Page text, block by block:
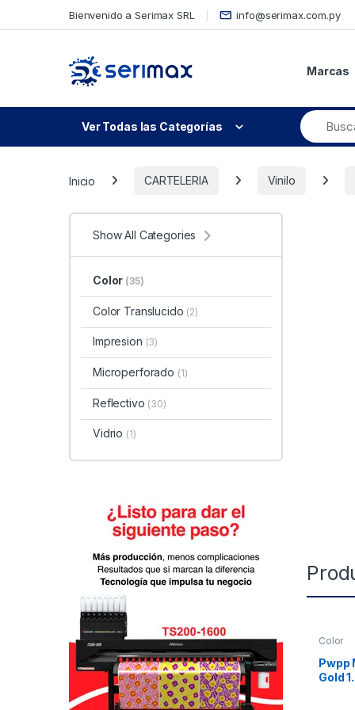
Bienvenido a Serimax SRL info@serimax.com.py
Marcas
Ver Todas las Categorías
Inicio CARTELERIA Vinilo
Color
Pwpp
Gold
Show All Categories
Color (35)
Color Translucido (2)
Impresion (3)
Microperforado (1)
Reflectivo (30)
Vidrio (1)